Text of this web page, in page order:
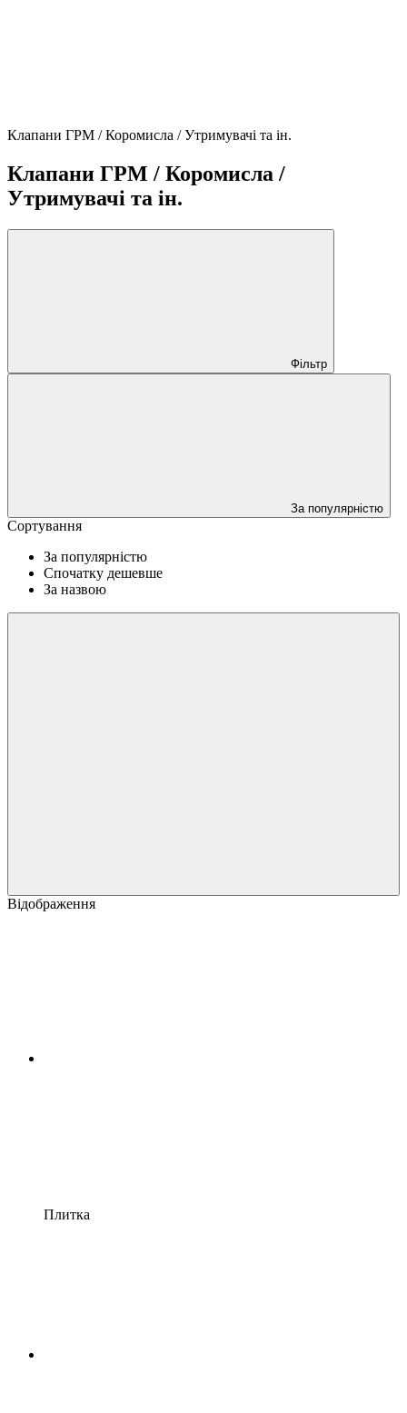
Клапани ГРМ / Коромисла / Утримувачі та ін.
Клапани ГРМ / Коромисла /
Утримувачі та ін.
Фільтр
За популярністю
Сортування
За популярністю
Спочатку дешевше
За назвою
Відображення
Плитка